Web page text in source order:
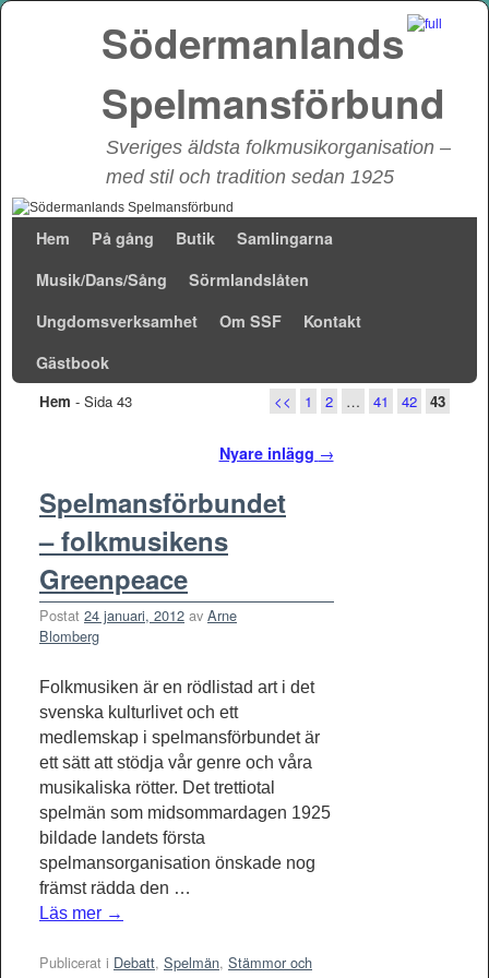
Södermanlands
Spelmansförbund
Sveriges äldsta folkmusikorganisation –
med stil och tradition sedan 1925
Hem På gång Butik
Samlingarna
Musik/Dans/Sång
Sörmlandslåten
Ungdomsverksamhet
Om SSF
Kontakt
Gästbook
Hem - Sida 43 << 1 2 … 41 42 43
Nyare inlägg →
Spelmansförbundet
– folkmusikens
Greenpeace
Postat 24 januari, 2012 av Arne
Blomberg
Folkmusiken är en rödlistad art i det
svenska kulturlivet och ett
medlemskap i spelmansförbundet är
ett sätt att stödja vår genre och våra
musikaliska rötter. Det trettiotal
spelmän som midsommardagen 1925
bildade landets första
spelmansorganisation önskade nog
främst rädda den …
Läs mer →
Publicerat i Debatt, Spelmän, Stämmor och